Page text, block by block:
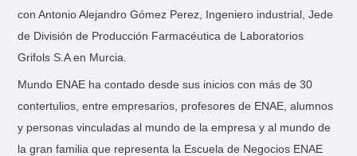
con Antonio Alejandro Gómez Perez, Ingeniero industrial, Jede
de División de Producción Farmacéutica de Laboratorios
Grifols S.A en Murcia.
Mundo ENAE ha contado desde sus inicios con más de 30
contertulios, entre empresarios, profesores de ENAE, alumnos
y personas vinculadas al mundo de la empresa y al mundo de
la gran familia que representa la Escuela de Negocios ENAE